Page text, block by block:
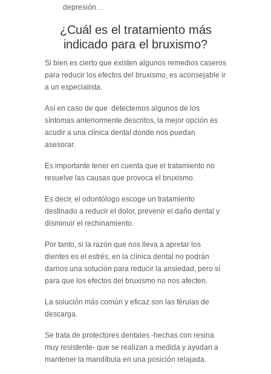
depresión…
¿Cuál es el tratamiento más
indicado para el bruxismo?
Si bien es cierto que existen algunos remedios caseros
para reducir los efectos del bruxismo, es aconsejable ir
a un especialista.
Así en caso de que detectemos algunos de los
síntomas anteriormente descritos, la mejor opción es
acudir a una clínica dental donde nos puedan
asesorar.
Es importante tener en cuenta que el tratamiento no
resuelve las causas que provoca el bruxismo.
Es decir, el odontólogo escoge un tratamiento
destinado a reducir el dolor, prevenir el daño dental y
disminuir el rechinamiento.
Por tanto, si la razón que nos lleva a apretar los
dientes es el estrés, en la clínica dental no podrán
darnos una solución para reducir la ansiedad, pero sí
para que los efectos del bruxismo no nos afecten.
La solución más común y eficaz son las férulas de
descarga.
Se trata de protectores dentales -hechas con resina
muy resistente- que se realizan a medida y ayudan a
mantener la mandíbula en una posición relajada.